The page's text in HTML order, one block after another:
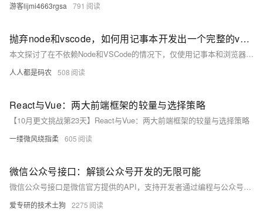
游客lijmi4663rgsa 791
抛弃node和vscode，如何用记事本开发出一个完整的vue前端项目
本文探讨了在不依赖Node和VSCode的情况下，仅使用记事本和浏览器开发一个完整的Vue3前端项目的方法。通过CDN引入Vue、Vue Router、Element-UI等库，直接编写HTML文件实现页面功能，展示了前端开发的本质是生成HTML。虽然日常开发离不开现代工具，但掌握这种基础方法有助于快速实现想法或应对特殊环境限制。文章还介绍了如何用Node简单部署HTML文件到服务器，提供了一种高效、轻量的开发思路。
人人都是码农 508
React与Vue：两大前端框架的较量与选择策略
【10月更文挑战第23天】React与Vue：两大前端框架的较量与选择策略
一缕微风绕指柔 605
微信公众号接口：解锁公众号开发的无限可能
微信公众号接口是微信官方提供的API，支持开发者通过编程与公众号交互，实现自动回复、消息管理、用户管理和数据分析等功能。本文深入探讨接口的定义、类型、优势及应用场景，如智能客服、内容分发、电商闭环等，并介绍开发流程和工具，帮助运营者提升用户体验和效率。未来，随着微信生态的发展，公众号接口将带来更多机遇，如小程序融合、AI应用等。
爱专研的技术土狗 2275